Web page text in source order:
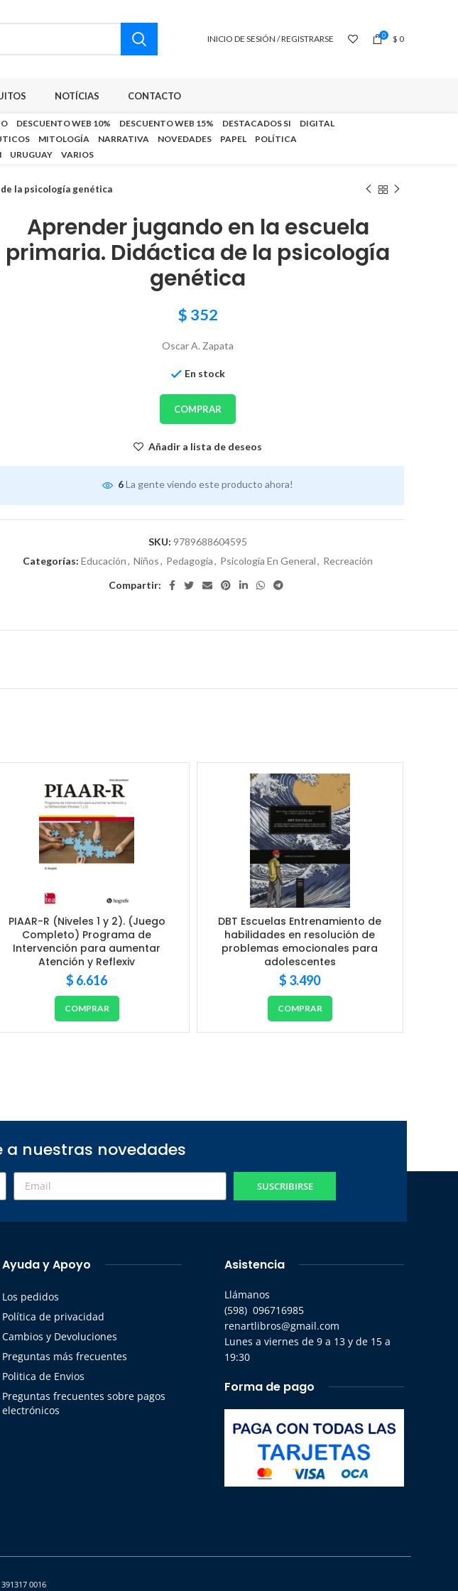
INICIO DE SESIÓN / REGISTRARSE 0 $ 0
NOTÍCIAS CONTACTO
DESCUENTO WEB 10% DESCUENTO WEB 15% DESTACADOS SI
DIGITAL
MITOLOGÍA NARRATIVA NOVEDADES PAPEL
POLÍTICA
URUGUAY VARIOS
la psicología genética
Aprender jugando en la escuela
primaria. Didáctica de la psicología
genética
$ 352
Oscar A. Zapata
En stock
COMPRAR
Añadir a lista de deseos
6La gente viendo este producto ahora!
SKU: 9789688604595
Categorías: Educación, Niños, Pedagogía, Psicología En General, Recreación
Compartir:
PIAAR-R (Niveles 1 y 2). (Juego
Completo) Programa de
Intervención para aumentar
Atención y Reflexiv
$ 6.616
COMPRAR
DBT Escuelas Entrenamiento de
habilidades en resolución de
problemas emocionales para
adolescentes
$ 3.490
COMPRAR
nuestras novedades
SUSCRIBIRSE
Ayuda y Apoyo
Los pedidos
Política de privacidad
Cambios y Devoluciones
Preguntas más frecuentes
Politica de Envios
Preguntas frecuentes sobre pagos
electrónicos
Asistencia
Llámanos
(598) 096716985
renartlibros@gmail.com
Lunes a viernes de 9 a 13 y de 15 a
19:30
Forma de pago
0016